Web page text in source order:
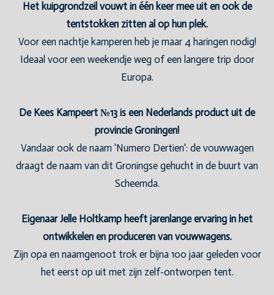
Het kuipgrondzeil vouwt in één keer mee uit en ook de
tentstokken zitten al op hun plek.
Voor een nachtje kamperen heb je maar 4 haringen nodig!
Ideaal voor een weekendje weg of een langere trip door
Europa.
De Kees Kampeert №13 is een Nederlands product uit de
provincie Groningen!
Vandaar ook de naam 'Numero Dertien': de vouwwagen
draagt de naam van dit Groningse gehucht in de buurt van
Scheemda.
Eigenaar Jelle Holtkamp heeft jarenlange ervaring in het
ontwikkelen en produceren van vouwwagens.
Zijn opa en naamgenoot trok er bijna 100 jaar geleden voor
het eerst op uit met zijn zelf-ontworpen tent.